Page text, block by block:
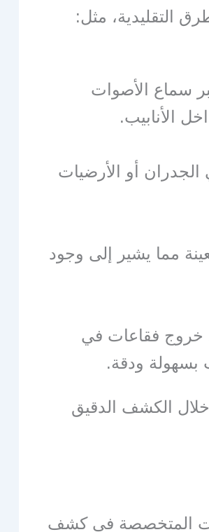
التقليدية، مثل:
سماع الأصوات
الأنابيب.
أو الأرضيات
مما يشير إلى وجود
خروج فقاعات في
بسهولة ودقة.
خلال الكشف الدقيق
المتخصصة في كشف